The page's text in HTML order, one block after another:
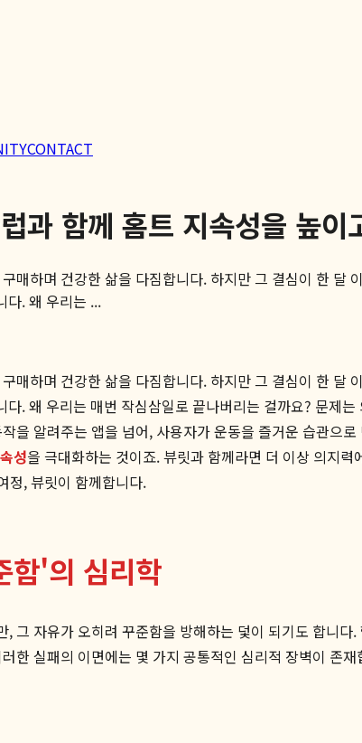
CONTACT
과 함께 홈트 지속성을 높
매하며 건강한 삶을 다짐합니다. 하지만 그 결심이 한 달
다. 왜 우리는 ...
매하며 건강한 삶을 다짐합니다. 하지만 그 결심이 한 달
. 왜 우리는 매번 작심삼일로 끝나버리는 걸까요? 문제
을 알려주는 앱을 넘어, 사용자가 운동을 즐거운 습관으
성을 극대화하는 것이죠. 뷰릿과 함께라면 더 이상 의지
정, 뷰릿이 함께합니다.
함'의 심리학
그 자유가 오히려 꾸준함을 방해하는 덫이 되기도 합니
한 실패의 이면에는 몇 가지 공통적인 심리적 장벽이 존재